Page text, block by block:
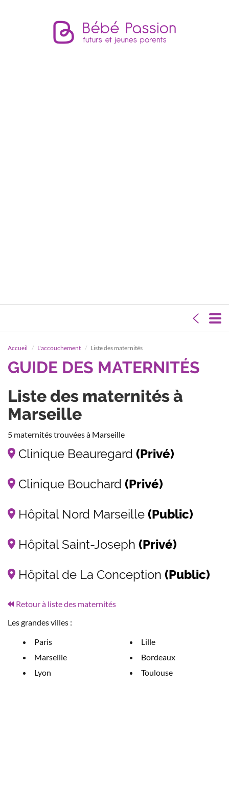
Accueil L'accouchement Liste des maternités
GUIDE DES MATERNITÉS
Liste des maternités à
Marseille
5 maternités trouvées à Marseille
Clinique Beauregard (Privé)
Clinique Bouchard (Privé)
Hôpital Nord Marseille (Public)
Hôpital Saint-Joseph (Privé)
Hôpital de La Conception (Public)
Retour à liste des maternités
Les grandes villes :
Paris
Marseille
Lyon
Lille
Bordeaux
Toulouse